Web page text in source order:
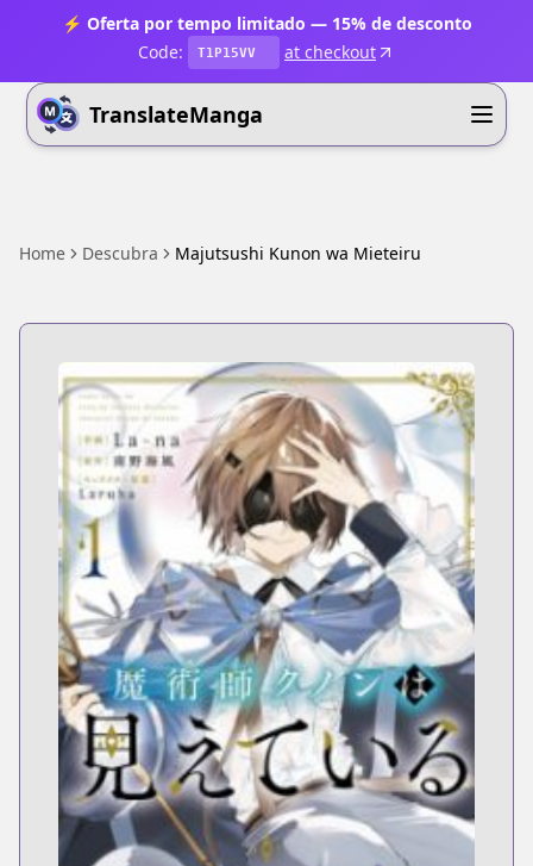
⚡ Oferta por tempo limitado — 15% de desconto
Code:
T1P15VV at checkout
TranslateManga
Home Descubra Majutsushi Kunon wa Mieteiru